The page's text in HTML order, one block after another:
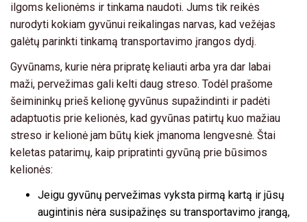
ilgoms kelionėms ir tinkama naudoti. Jums tik reikės
nurodyti kokiam gyvūnui reikalingas narvas, kad vežėjas
galėtų parinkti tinkamą transportavimo įrangos dydį.
Gyvūnams, kurie nėra pripratę keliauti arba yra dar labai
maži, pervežimas gali kelti daug streso. Todėl prašome
šeimininkų prieš kelionę gyvūnus supažindinti ir padėti
adaptuotis prie kelionės, kad gyvūnas patirtų kuo mažiau
streso ir kelionė jam būtų kiek įmanoma lengvesnė. Štai
keletas patarimų, kaip pripratinti gyvūną prie būsimos
kelionės:
Jeigu gyvūnų pervežimas vyksta pirmą kartą ir jūsų
augintinis nėra susipažinęs su transportavimo įrangą,